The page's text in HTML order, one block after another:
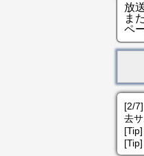
放
ま
ペ
[2/
去
[Tip]